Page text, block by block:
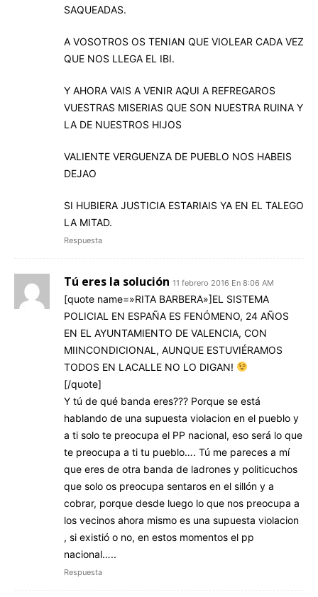
SAQUEADAS.
A VOSOTROS OS TENIAN QUE VIOLEAR CADA VEZ
QUE NOS LLEGA EL IBI.
Y AHORA VAIS A VENIR AQUI A REFREGAROS
VUESTRAS MISERIAS QUE SON NUESTRA RUINA Y
LA DE NUESTROS HIJOS
VALIENTE VERGUENZA DE PUEBLO NOS HABEIS
DEJAO
SI HUBIERA JUSTICIA ESTARIAIS YA EN EL TALEGO
LA MITAD.
Respuesta
Tú eres la solución 11 febrero 2016 En 8:06 AM
[quote name=»RITA BARBERA»]EL SISTEMA
POLICIAL EN ESPAÑA ES FENÓMENO, 24 AÑOS
EN EL AYUNTAMIENTO DE VALENCIA, CON
MIINCONDICIONAL, AUNQUE ESTUVIÉRAMOS
TODOS EN LACALLE NO LO DIGAN!
[/quote]
Y tú de qué banda eres??? Porque se está
hablando de una supuesta violacion en el pueblo y
a ti solo te preocupa el PP nacional, eso será lo que
te preocupa a ti tu pueblo…. Tú me pareces a mí
que eres de otra banda de ladrones y politicuchos
que solo os preocupa sentaros en el sillón y a
cobrar, porque desde luego lo que nos preocupa a
los vecinos ahora mismo es una supuesta violacion
, si existió o no, en estos momentos el pp
nacional…..
Respuesta